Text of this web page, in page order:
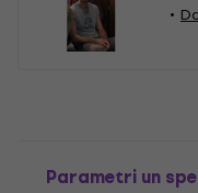
Parametri un